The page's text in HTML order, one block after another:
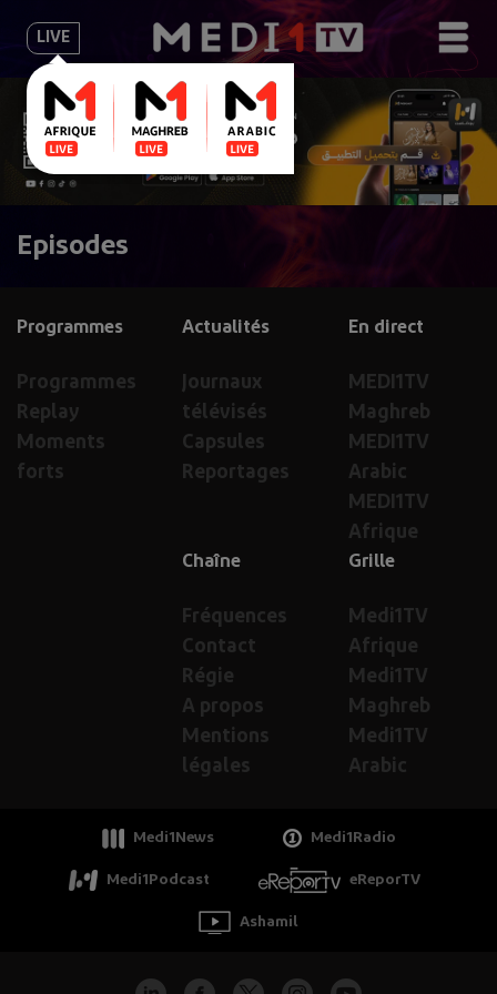
LIVE
Episodes
En direct
MEDI1TV
Maghreb
MEDI1TV
Arabic
MEDI1TV
Afrique
Actualités
Journaux
télévisés
Capsules
Reportages
Programmes
Programmes
Replay
Moments
forts
Grille
Medi1TV
Afrique
Medi1TV
Maghreb
Medi1TV
Arabic
Chaîne
Fréquences
Contact
Régie
A propos
Mentions
légales
Medi1News Medi1Radio
Medi1Podcast eReporTV
Ashamil